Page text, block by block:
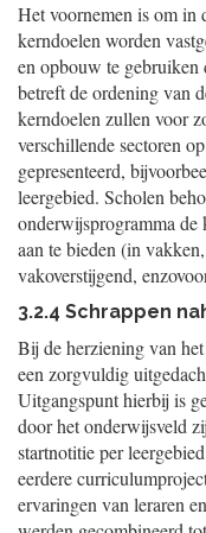
Het voornemen is om in
kerndoelen worden
en opbouw te gebruiken
betreft de ordening van
kerndoelen zullen voor
verschillende sectoren
gepresenteerd,
leergebied. Scholen
onderwijsprogramma de
aan te bieden (in
vakoverstijgend,
3.2.4 Schrappen
Bij de herziening van
een zorgvuldig
Uitgangspunt hierbij is
door het onderwijsveld
startnotitie per
eerdere
ervaringen van leraren